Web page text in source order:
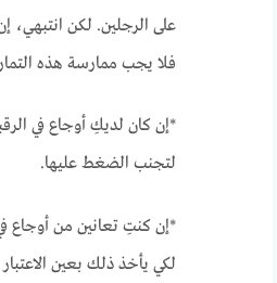
على الرجلين. لكن انتبهي،
فلا يجب ممارسة هذه
*إن كان لديكِ أوجاع في
لتجنب الضغط عليها.
*إن كنتِ تعانين من أوجاع
لكي يأخذ ذلك بعين الاعتبار